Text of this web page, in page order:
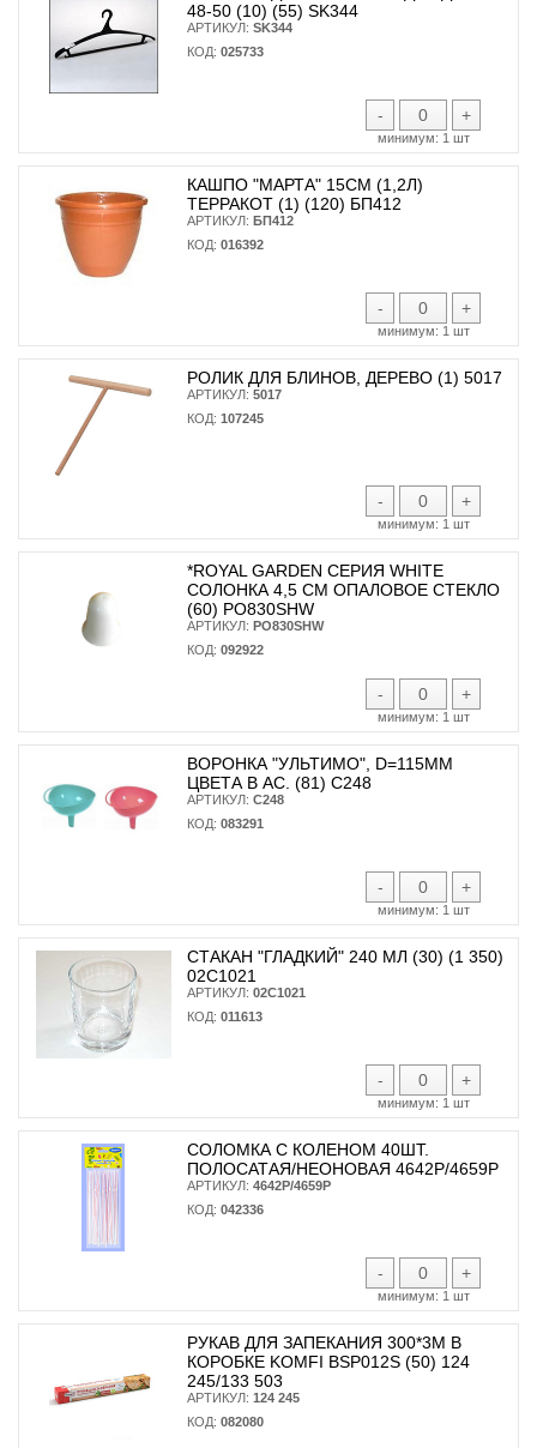
48-50 (10) (55) SK344
АРТИКУЛ: SK344
КОД: 025733
- +
минимум: 1 шт
КАШПО "МАРТА" 15СМ (1,2Л)
ТЕРРАКОТ (1) (120) БП412
АРТИКУЛ: БП412
КОД: 016392
- +
минимум: 1 шт
РОЛИК ДЛЯ БЛИНОВ, ДЕРЕВО (1) 5017
АРТИКУЛ: 5017
КОД: 107245
- +
минимум: 1 шт
*ROYAL GARDEN СЕРИЯ WHITE
СОЛОНКА 4,5 СМ ОПАЛОВОЕ СТЕКЛО
(60) PO830SHW
АРТИКУЛ: PO830SHW
КОД: 092922
- +
минимум: 1 шт
ВОРОНКА "УЛЬТИМО", D=115ММ
ЦВЕТА В АС. (81) С248
АРТИКУЛ: С248
КОД: 083291
- +
минимум: 1 шт
СТАКАН "ГЛАДКИЙ" 240 МЛ (30) (1 350)
02С1021
АРТИКУЛ: 02С1021
КОД: 011613
- +
минимум: 1 шт
СОЛОМКА С КОЛЕНОМ 40ШТ.
ПОЛОСАТАЯ/НЕОНОВАЯ 4642Р/4659Р
АРТИКУЛ: 4642Р/4659Р
КОД: 042336
- +
минимум: 1 шт
РУКАВ ДЛЯ ЗАПЕКАНИЯ 300*3М В
КОРОБКЕ KOMFI BSP012S (50) 124
245/133 503
АРТИКУЛ: 124 245
КОД: 082080